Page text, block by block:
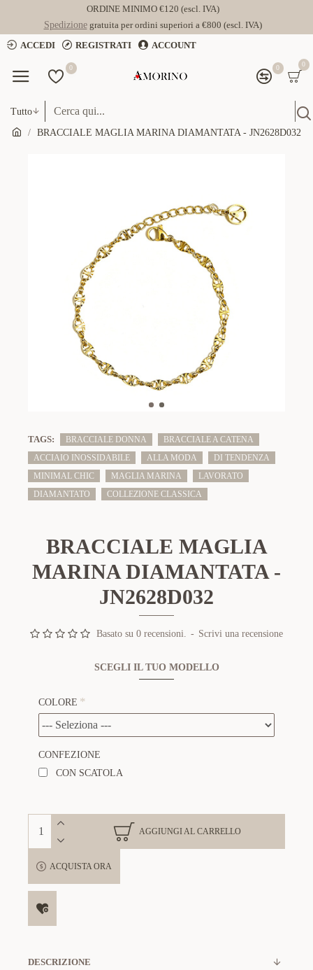
ORDINE MINIMO €120 (escl. IVA)
Spedizionegratuita per ordini superiori a €800 (escl. IVA)
ACCEDI
REGISTRATI ACCOUNT
0 0 0
Tutto
BRACCIALE MAGLIA MARINA DIAMANTATA - JN2628D032
TAGS: BRACCIALE DONNA
BRACCIALE A CATENA
ACCIAIO INOSSIDABILE
ALLA MODA
DI TENDENZA
MINIMAL CHIC
MAGLIA MARINA
LAVORATO
DIAMANTATO
COLLEZIONE CLASSICA
BRACCIALE MAGLIA
MARINA DIAMANTATA -
JN2628D032
Basato su 0 recensioni. - Scrivi una recensione
SCEGLI IL TUO MODELLO
COLORE
CONFEZIONE
CON SCATOLA
AGGIUNGI AL CARRELLO
ACQUISTA ORA
DESCRIZIONE